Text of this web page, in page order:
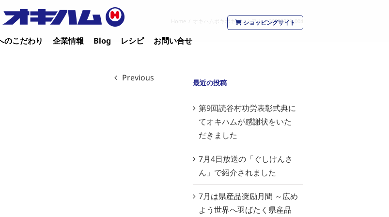
ショッピングサイト
のこだわり 企業情報 Blog レシピ お問い合せ
Home オキハムポキポキプレミアム / 20230329_004
Previous 最近の投稿
第9回読谷村功労表彰式典に
てオキハムが感謝状をいた
だきました
7月4日放送の「ぐしけんさ
ん」で紹介されました
7月は県産品奨励月間 ～広め
よう世界へ羽ばたく県産品